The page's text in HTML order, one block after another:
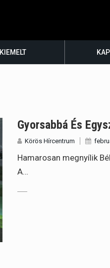
KIEMELT
Gyorsabbá És
Körös Hírcentrum
Hamarosan megnyílik
A…